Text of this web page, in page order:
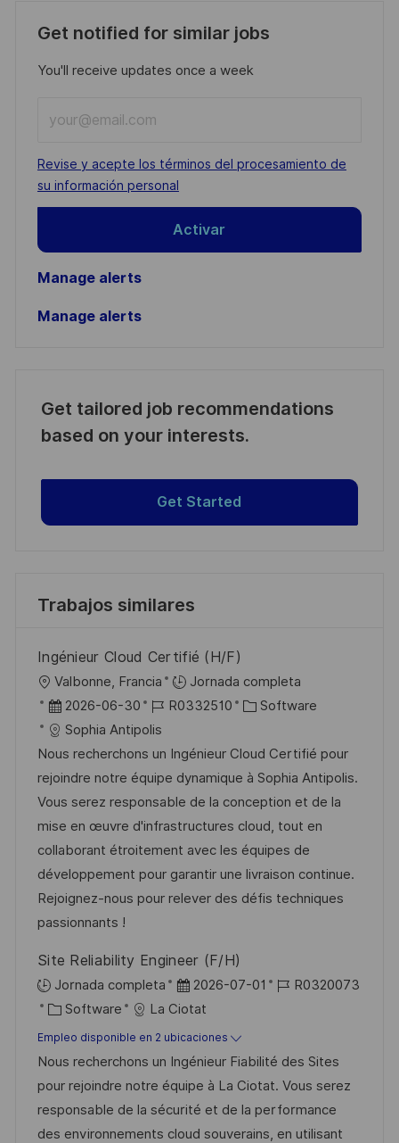
Get notified for similar jobs
You'll receive updates once a week
Email
address
(Required)
Required
Revise y acepte los términos del procesamiento de
su información personal
Activar
Manage alerts
Manage alerts
Get tailored job recommendations
based on your interests.
Get Started
Trabajos similares
Ingénieur Cloud Certifié (H/F)
U
b
c
a
c
i
ó
n
Valbonne, Francia
Jornada completa
F
e
c
h
a
d
e
p
u
b
i
c
a
c
i
ó
n
2026-06-30
I
D
d
e
e
m
p
l
e
R0332510
C
t
e
g
o
r
a
Software
Sophia Antipolis
Nous recherchons un Ingénieur Cloud Certifié pour
rejoindre notre équipe dynamique à Sophia Antipolis.
Vous serez responsable de la conception et de la
mise en œuvre d'infrastructures cloud, tout en
collaborant étroitement avec les équipes de
développement pour garantir une livraison continue.
Rejoignez-nous pour relever des défis techniques
passionnants !
Site Reliability Engineer (F/H)
Jornada completa
F
e
c
h
a
d
e
2026-07-01
I
e
e
m
p
R0320073
C
a
t
e
g
o
Software La Ciotat
Empleo disponible en 2 ubicaciones
Nous recherchons un Ingénieur Fiabilité des Sites
pour rejoindre notre équipe à La Ciotat. Vous serez
responsable de la sécurité et de la performance
des environnements cloud souverains, en utilisant